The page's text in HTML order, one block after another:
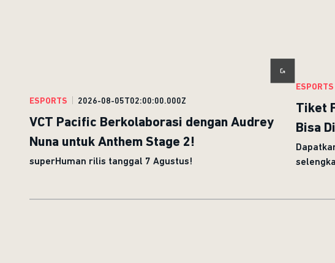
ESPORTS 2026-08-05T02:00:00.000Z
VCT Pacific Berkolaborasi dengan Audrey
Nuna untuk Anthem Stage 2!
superHuman rilis tanggal 7 Agustus!
ESPORTS
Tiket
Bisa